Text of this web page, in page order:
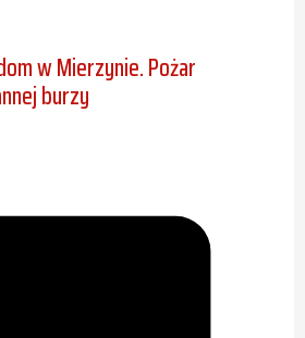
w Mierzynie. Pożar
burzy